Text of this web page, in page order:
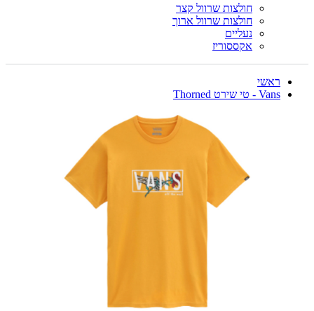
חולצות שרוול קצר
חולצות שרוול ארוך
נעליים
אקססוריז
ראשי
Vans - טי שירט Thorned